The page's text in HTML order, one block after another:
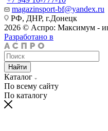
magazinsport-bf@yandex.ru
РФ, ДНР, г.Донецк
2026 © Аспро: Максимум -
Разработано в
Найти
Каталог
По всему сайту
По каталогу